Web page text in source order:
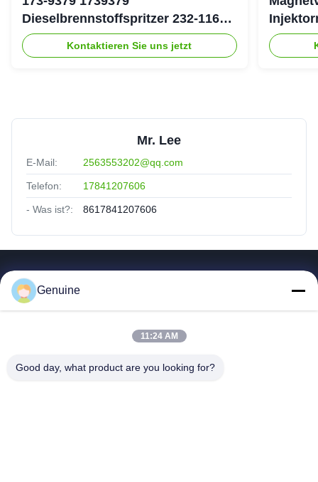
Dieselbrennstoffspritzer 232-1167
2321167 für Caterpillar 3126 Motor
Kontaktieren Sie uns jetzt
4754
Mr. Lee
E-Mail: 2563553202@qq.com
Telefon: 17841207606
- Was ist?: 8617841207606
Über Uns
Qualitätskontrolle
Genuine
11:24 AM
Good day, what product are you looking for?